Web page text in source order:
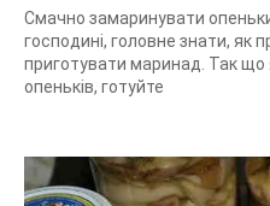
Смачно замаринувати
господині, головне знати, як
приготувати маринад. Так що
опеньків, готуйте